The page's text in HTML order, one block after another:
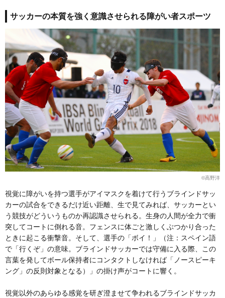
サッカーの本質を強く意識させられる障がい者スポーツ
©高野洋
視覚に障がいを持つ選手がアイマスクを着けて行うブラインドサッ
カーの試合をできるだけ近い距離、生で見てみれば、サッカーとい
う競技がどういうものか再認識させられる。生身の人間が全力で衝
突してコートに倒れる音。フェンスに体ごと激しくぶつかり合った
ときに起こる衝撃音。そして、選手の「ボイ！」（注：スペイン語
で「行くぞ」の意味。ブラインドサッカーでは守備に入る際、この
言葉を発してボール保持者にコンタクトしなければ「ノースピーキ
ング」の反則対象となる）」の掛け声がコートに響く。
視覚以外のあらゆる感覚を研ぎ澄ませて争われるブラインドサッカ